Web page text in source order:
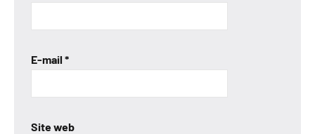
E-mail *
Site web